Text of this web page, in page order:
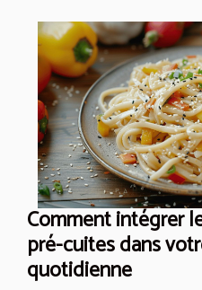
Comment intégrer
pré-cuites dans
quotidienne